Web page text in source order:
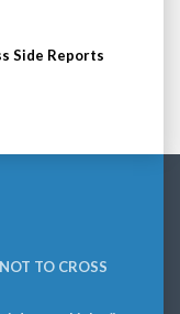
Side Reports
TO CROSS